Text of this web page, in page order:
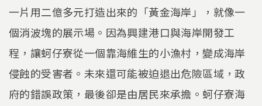
一片用二億多元打造出來的「黃金海岸」，就像一
個消波塊的展示場。因為興建港口與海岸開發工
程，讓蚵仔寮從一個靠海維生的小漁村，變成海岸
侵蝕的受害者。未來還可能被迫退出危險區域，政
府的錯誤政策，最後卻是由居民來承擔。蚵仔寮海